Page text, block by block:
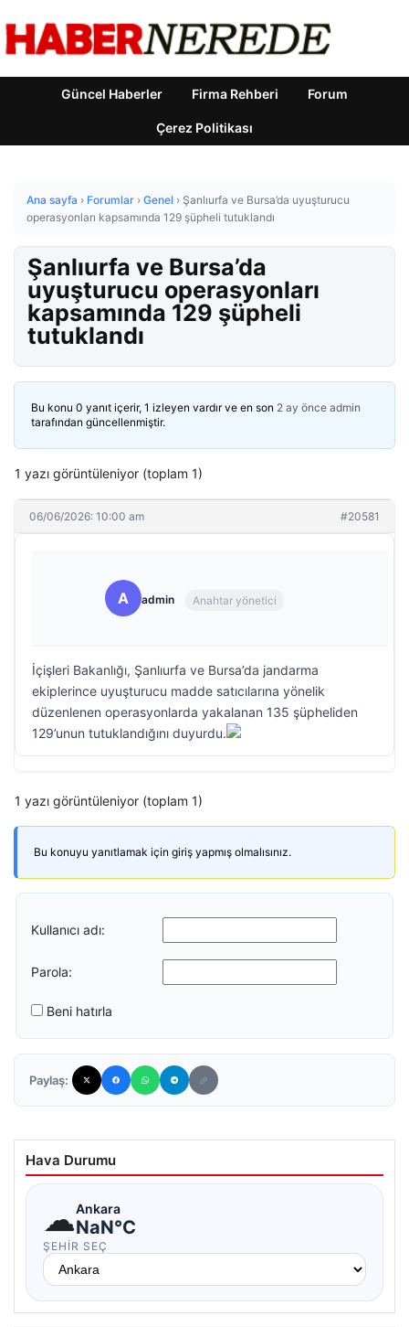
Güncel Haberler Firma Rehberi Forum
Çerez Politikası
Ana sayfa › Forumlar › Genel › Şanlıurfa ve Bursa’da uyuşturucu
operasyonları kapsamında 129 şüpheli tutuklandı
Şanlıurfa ve Bursa’da
uyuşturucu operasyonları
kapsamında 129 şüpheli
tutuklandı
Bu konu 0 yanıt içerir, 1 izleyen vardır ve en son 2 ay önce admin
tarafından güncellenmiştir.
1 yazı görüntüleniyor (toplam 1)
06/06/2026: 10:00 am #20581
A admin Anahtar yönetici
İçişleri Bakanlığı, Şanlıurfa ve Bursa’da jandarma
ekiplerince uyuşturucu madde satıcılarına yönelik
düzenlenen operasyonlarda yakalanan 135 şüpheliden
129’unun tutuklandığını duyurdu.
1 yazı görüntüleniyor (toplam 1)
Bu konuyu yanıtlamak için giriş yapmış olmalısınız.
Kullanıcı adı:
Parola:
Beni hatırla
Paylaş:
Hava Durumu
☁Ankara
NaN°C
ŞEHIR SEÇ